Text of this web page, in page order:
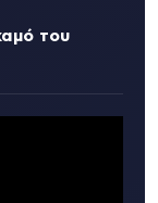
του